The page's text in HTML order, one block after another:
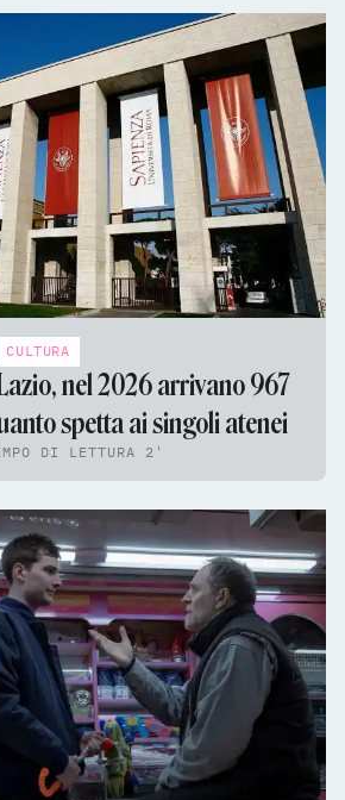
CULTURA
nel 2026 arrivano 967
spetta ai singoli atenei
DI LETTURA 2'